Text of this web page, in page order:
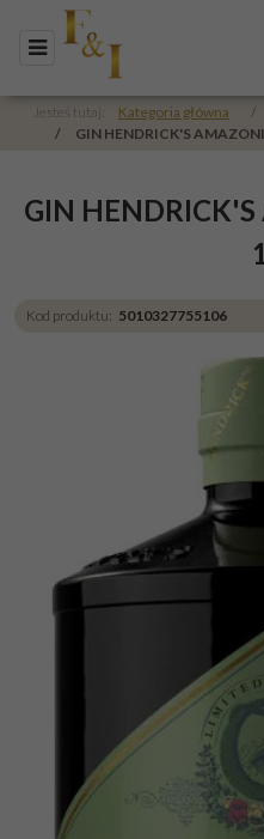
Menu
Jesteś tutaj: Kategoria główna /
/
GIN HENDRICK'S
GIN
Kod produktu: 5010327755106